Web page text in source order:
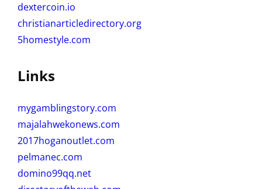
dextercoin.io
christianarticledirectory.org
5homestyle.com
Links
mygamblingstory.com
majalahwekonews.com
2017hoganoutlet.com
pelmanec.com
domino99qq.net